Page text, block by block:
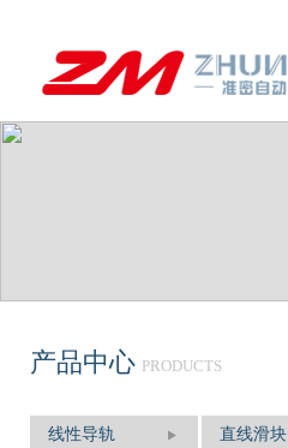
产品中心 PRODUCTS
线性导轨 直线滑块